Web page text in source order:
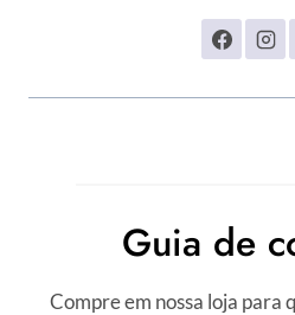
Guia de
Compre em nossa loja para